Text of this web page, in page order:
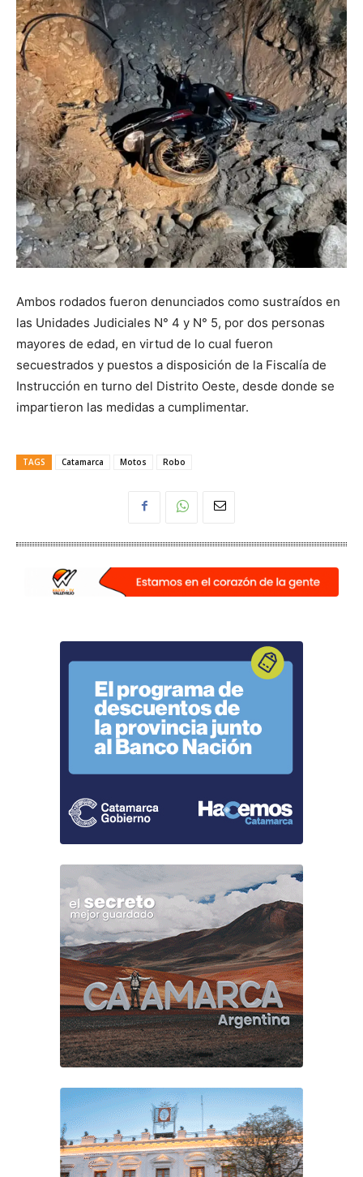
Ambos rodados fueron denunciados como sustraídos en
las Unidades Judiciales N° 4 y N° 5, por dos personas
mayores de edad, en virtud de lo cual fueron
secuestrados y puestos a disposición de la Fiscalía de
Instrucción en turno del Distrito Oeste, desde donde se
impartieron las medidas a cumplimentar.
TAGS Catamarca Motos Robo